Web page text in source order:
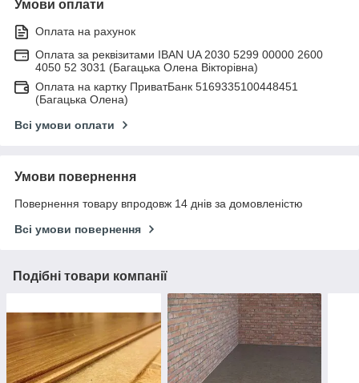
Умови оплати
Оплата на рахунок
Оплата за реквізитами IBAN UA 2030 5299 00000 2600
4050 52 3031 (Багацька Олена Вікторівна)
Оплата на картку ПриватБанк 5169335100448451
(Багацька Олена)
Всі умови оплати
Умови повернення
Повернення товару впродовж 14 днів за домовленістю
Всі умови повернення
Подібні товари компанії